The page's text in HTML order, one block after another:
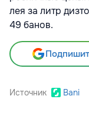
лея за литр
49 банов.
Источник Bani